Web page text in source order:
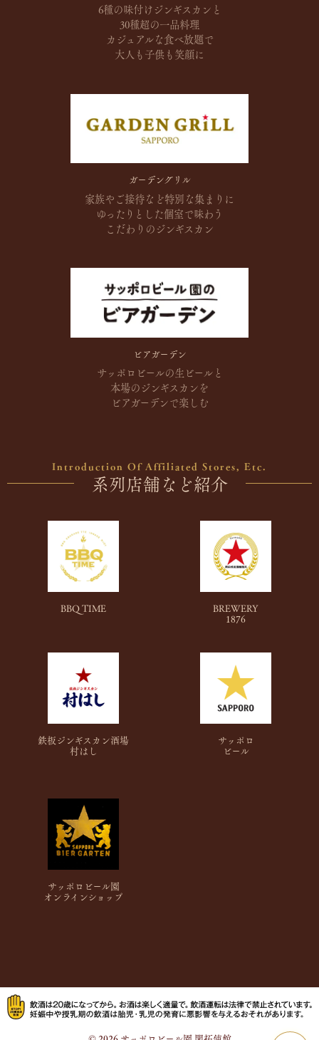
6種の味付けジンギスカンと
30種超の一品料理
カジュアルな食べ放題で
大人も子供も笑顔に
ガーデングリル
家族やご接待など特別な集まりに
ゆったりとした個室で味わう
こだわりのジンギスカン
ビアガーデン
サッポロビールの生ビールと
本場のジンギスカンを
ビアガーデンで楽しむ
Introduction Of Affiliated Stores, Etc.
系列店舗など紹介
BBQ TIME BREWERY
1876
鉄板ジンギスカン酒場
村はし
サッポロ
ビール
サッポロビール園
オンラインショップ